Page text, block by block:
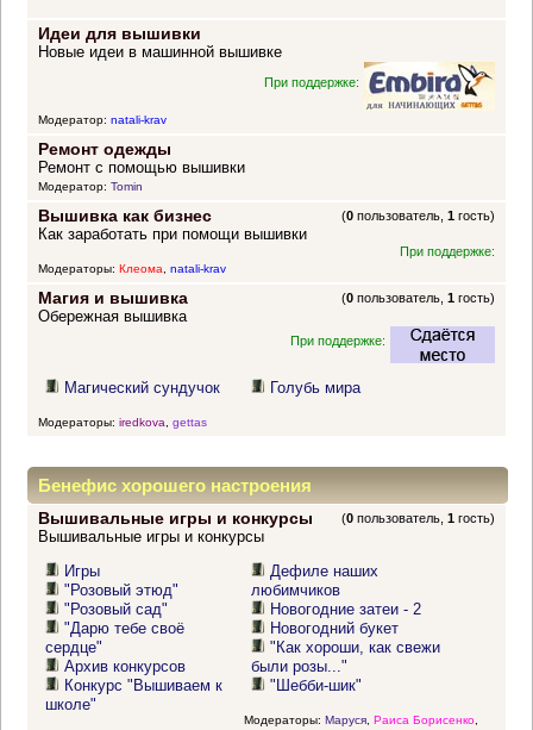
Идеи для вышивки
Новые идеи в машинной вышивке
При поддержке:
Модератор: natali-krav
Ремонт одежды
Ремонт с помощью вышивки
Модератор: Tomin
Вышивка как бизнес (0 пользователь,1 гость)
Как заработать при помощи вышивки
При поддержке:
Модераторы: Клеома, natali-krav
Магия и вышивка (0 пользователь,1 гость)
Обережная вышивка
При поддержке:
Магический сундучок Голубь мира
Модераторы: iredkova gettas
Бенефис хорошего настроения
Вышивальные игры и конкурсы (0 пользователь,1 гость)
Вышивальные игры и конкурсы
Игры
"Розовый этюд"
"Розовый сад"
"Дарю тебе своё
сердце"
Архив конкурсов
Конкурс "Вышиваем к
школе"
Дефиле наших
любимчиков
Новогодние затеи - 2
Новогодний букет
"Как хороши, как свежи
были розы..."
"Шебби-шик"
Модераторы: Маруся, Раиса Борисенко,